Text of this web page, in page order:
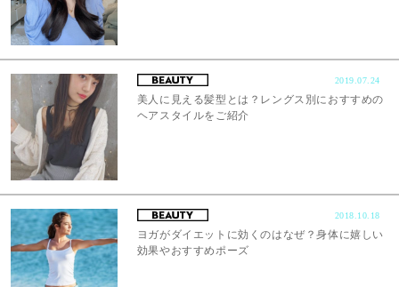
2019.07.24
美人に見える髪型とは？レングス別におすすめの
ヘアスタイルをご紹介
2018.10.18
ヨガがダイエットに効くのはなぜ？身体に嬉しい
効果やおすすめポーズ